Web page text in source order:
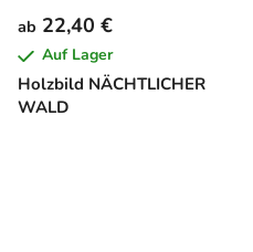
Holzbild NÄCHTLICHER
WALD
ab 22,40 €
Auf Lager